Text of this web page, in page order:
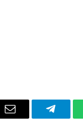
Email